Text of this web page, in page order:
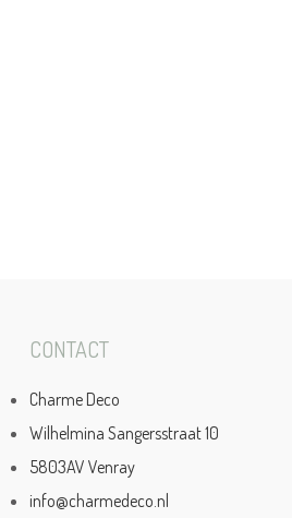
CONTACT
Charme Deco
Wilhelmina Sangersstraat 10
5803AV Venray
info@charmedeco.nl